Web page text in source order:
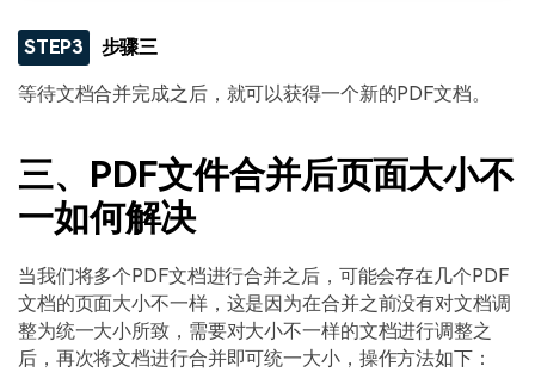
STEP3 步骤三
等待文档合并完成之后，就可以获得一个新的PDF文档。
三、PDF文件合并后页面大小不
一如何解决
当我们将多个PDF文档进行合并之后，可能会存在几个PDF
文档的页面大小不一样，这是因为在合并之前没有对文档调
整为统一大小所致，需要对大小不一样的文档进行调整之
后，再次将文档进行合并即可统一大小，操作方法如下：